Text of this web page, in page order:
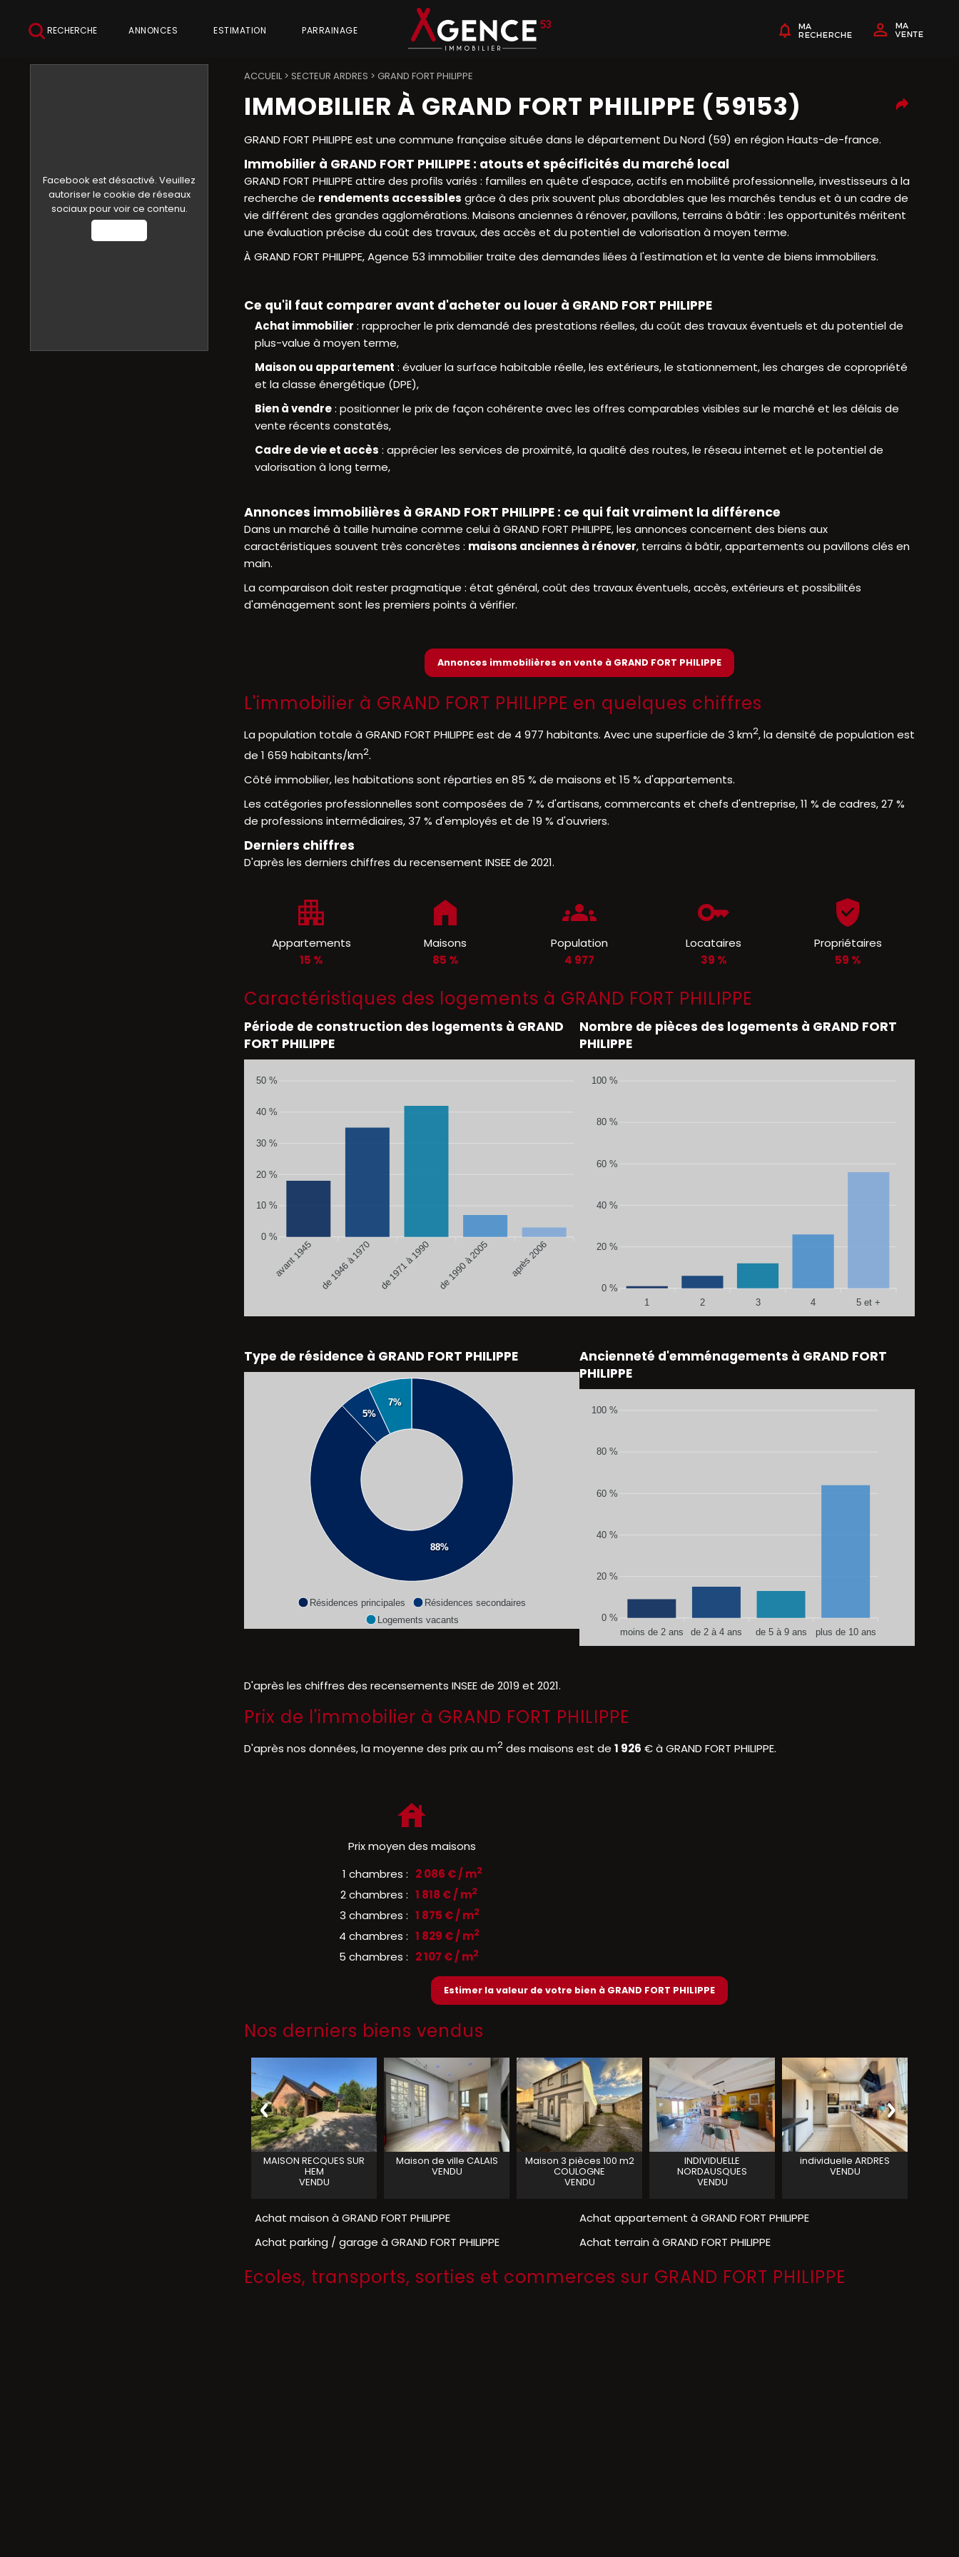
RECHERCHE ANNONCES ESTIMATION PARRAINAGE
Facebook est désactivé. Veuillez
autoriser le cookie de réseaux
sociaux pour voir ce contenu.
ACCUEIL> SECTEUR ARDRES > GRAND FORT PHILIPPE
IMMOBILIER À GRAND FORT PHILIPPE (59153)
GRAND FORT PHILIPPE est une commune française située dans le département Du Nord (59) en région Hauts-de-france.
Immobilier à GRAND FORT PHILIPPE : atouts et spécificités du marché local
GRAND FORT PHILIPPE attire des profils variés : familles en quête d'espace, actifs en mobilité professionnelle, investisseurs à la
recherche de rendements accessibles grâce à des prix souvent plus abordables que les marchés tendus et à un cadre de
vie différent des grandes agglomérations. Maisons anciennes à rénover, pavillons, terrains à bâtir : les opportunités méritent
une évaluation précise du coût des travaux, des accès et du potentiel de valorisation à moyen terme.
À GRAND FORT PHILIPPE, Agence 53 immobilier traite des demandes liées à l'estimation et la vente de biens immobiliers.
Ce qu'il faut comparer avant d'acheter ou louer à GRAND FORT PHILIPPE
Achat immobilier : rapprocher le prix demandé des prestations réelles, du coût des travaux éventuels et du potentiel de
plus-value à moyen terme,
Maison ou appartement : évaluer la surface habitable réelle, les extérieurs, le stationnement, les charges de copropriété
et la classe énergétique (DPE),
Bien à vendre: positionner le prix de façon cohérente avec les offres comparables visibles sur le marché et les délais de
vente récents constatés,
Cadre de vie et accès : apprécier les services de proximité, la qualité des routes, le réseau internet et le potentiel de
valorisation à long terme,
Annonces immobilières à GRAND FORT PHILIPPE : ce qui fait vraiment la différence
Dans un marché à taille humaine comme celui à GRAND FORT PHILIPPE, les annonces concernent des biens aux
caractéristiques souvent très concrètes : maisons anciennes à rénover, terrains à bâtir, appartements ou pavillons clés en
main.
La comparaison doit rester pragmatique : état général, coût des travaux éventuels, accès, extérieurs et possibilités
d'aménagement sont les premiers points à vérifier.
Annonces immobilières en vente à GRAND FORT PHILIPPE
L'immobilier à GRAND FORT PHILIPPE en quelques chiffres
La population totale à GRAND FORT PHILIPPE est de 4 977 habitants. Avec une superficie de 3 km2, la densité de population est
de 1 659 habitants/km2.
Côté immobilier, les habitations sont réparties en 85 % de maisons et 15 % d'appartements.
Les catégories professionnelles sont composées de 7 % d'artisans, commercants et chefs d'entreprise, 11 % de cadres, 27 %
de professions intermédiaires, 37 % d'employés et de 19 % d'ouvriers.
Derniers chiffres
D'après les derniers chiffres du recensement INSEE de 2021.
Appartements
15 %
Maisons
85 %
Population
4 977
Locataires
39 %
Propriétaires
59 %
Caractéristiques des logements à GRAND FORT PHILIPPE
Période de construction des logements à GRAND
FORT PHILIPPE
50 %
40 %
30 %
20 %
10 %
0 %
avant 1945 de 1946 à 1970 de 1971 à 1990 de 1990 à 2005 après 2006
Nombre de pièces des logements à GRAND FORT
PHILIPPE
100 %
80 %
60 %
40 %
20 %
0 %
1
2 3 4 5 et +
Type de résidence à GRAND FORT PHILIPPE
88%
5%
7%
Résidences principales
Résidences secondaires
Logements vacants
Ancienneté d'emménagements à GRAND FORT
PHILIPPE
100 %
80 %
60 %
40 %
20 %
0 %
moins de 2 ans
de 2 à 4 ans de 5 à 9 ans plus de 10 ans
D'après les chiffres des recensements INSEE de 2019 et 2021.
Prix de l'immobilier à GRAND FORT PHILIPPE
D'après nos données, la moyenne des prix au m2 des maisons est de 1 926 € à GRAND FORT PHILIPPE.
Prix moyen des maisons
1 chambres : 2 086 € / m2
2 chambres : 1 818 € / m2
3 chambres : 1 875 € / m2
4 chambres : 1 829 € / m2
5 chambres : 2 107 € / m2
Estimer la valeur de votre bien à GRAND FORT PHILIPPE
Nos derniers biens vendus
MAISON RECQUES SUR
HEM
VENDU
Maison de ville CALAIS
VENDU
Maison 3 pièces 100 m2
COULOGNE
VENDU
INDIVIDUELLE
NORDAUSQUES
VENDU
individuelle ARDRES
VENDU
Achat maison à GRAND FORT PHILIPPE
Achat appartement à GRAND FORT PHILIPPE
Achat parking / garage à GRAND FORT PHILIPPE
Achat terrain à GRAND FORT PHILIPPE
Ecoles, transports, sorties et commerces sur GRAND FORT PHILIPPE